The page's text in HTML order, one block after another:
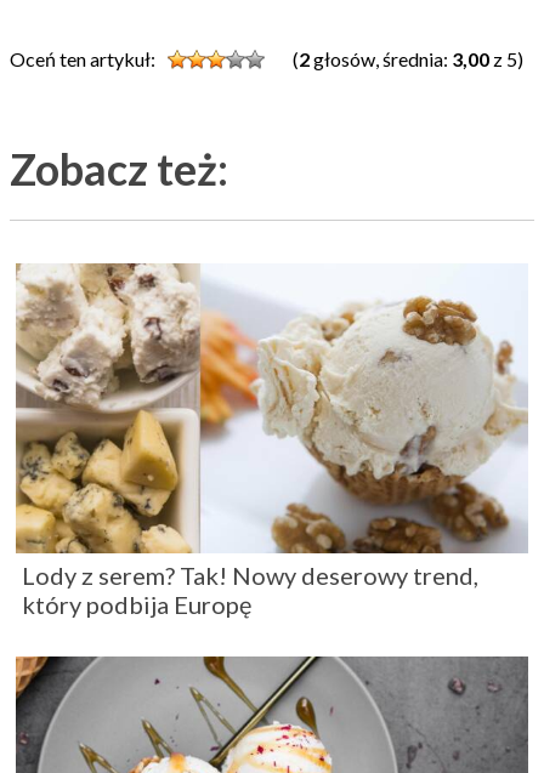
Oceń ten artykuł: (2głosów, średnia: 3,00 z 5)
Zobacz też:
Lody z serem? Tak! Nowy deserowy trend,
który podbija Europę